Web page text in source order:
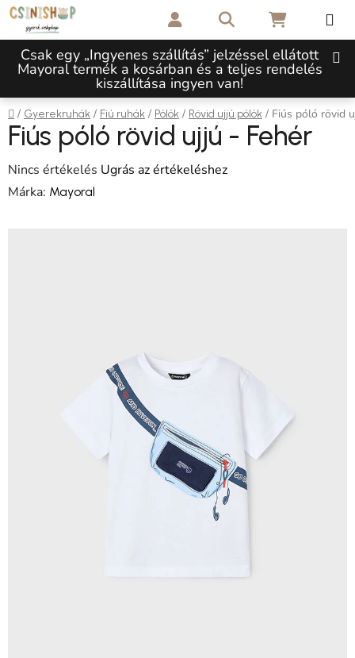
Ugrás a fő tartalomhoz
Csak egy „Ingyenes szállítás” jelzéssel ellátott
Mayoral termék a kosárban és a teljes rendelés
kiszállítása ingyen van!
KeresésKOSÁR
Kezdőlap
/ Gyerekruhák / Fiú ruhák / Pólók / Rövid ujjú pólók / Fiús póló rövid
Fiús póló rövid ujjú - Fehér
A termék átlagos értékelése 5-ből 0,0 csillag.
Nincs értékelés Ugrás az értékeléshez
Márka: Mayoral